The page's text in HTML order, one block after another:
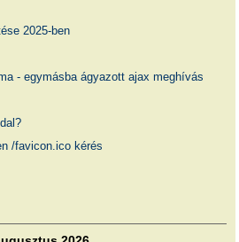
2025-ben
- egymásba ágyazott ajax meghívás
/favicon.ico kérés